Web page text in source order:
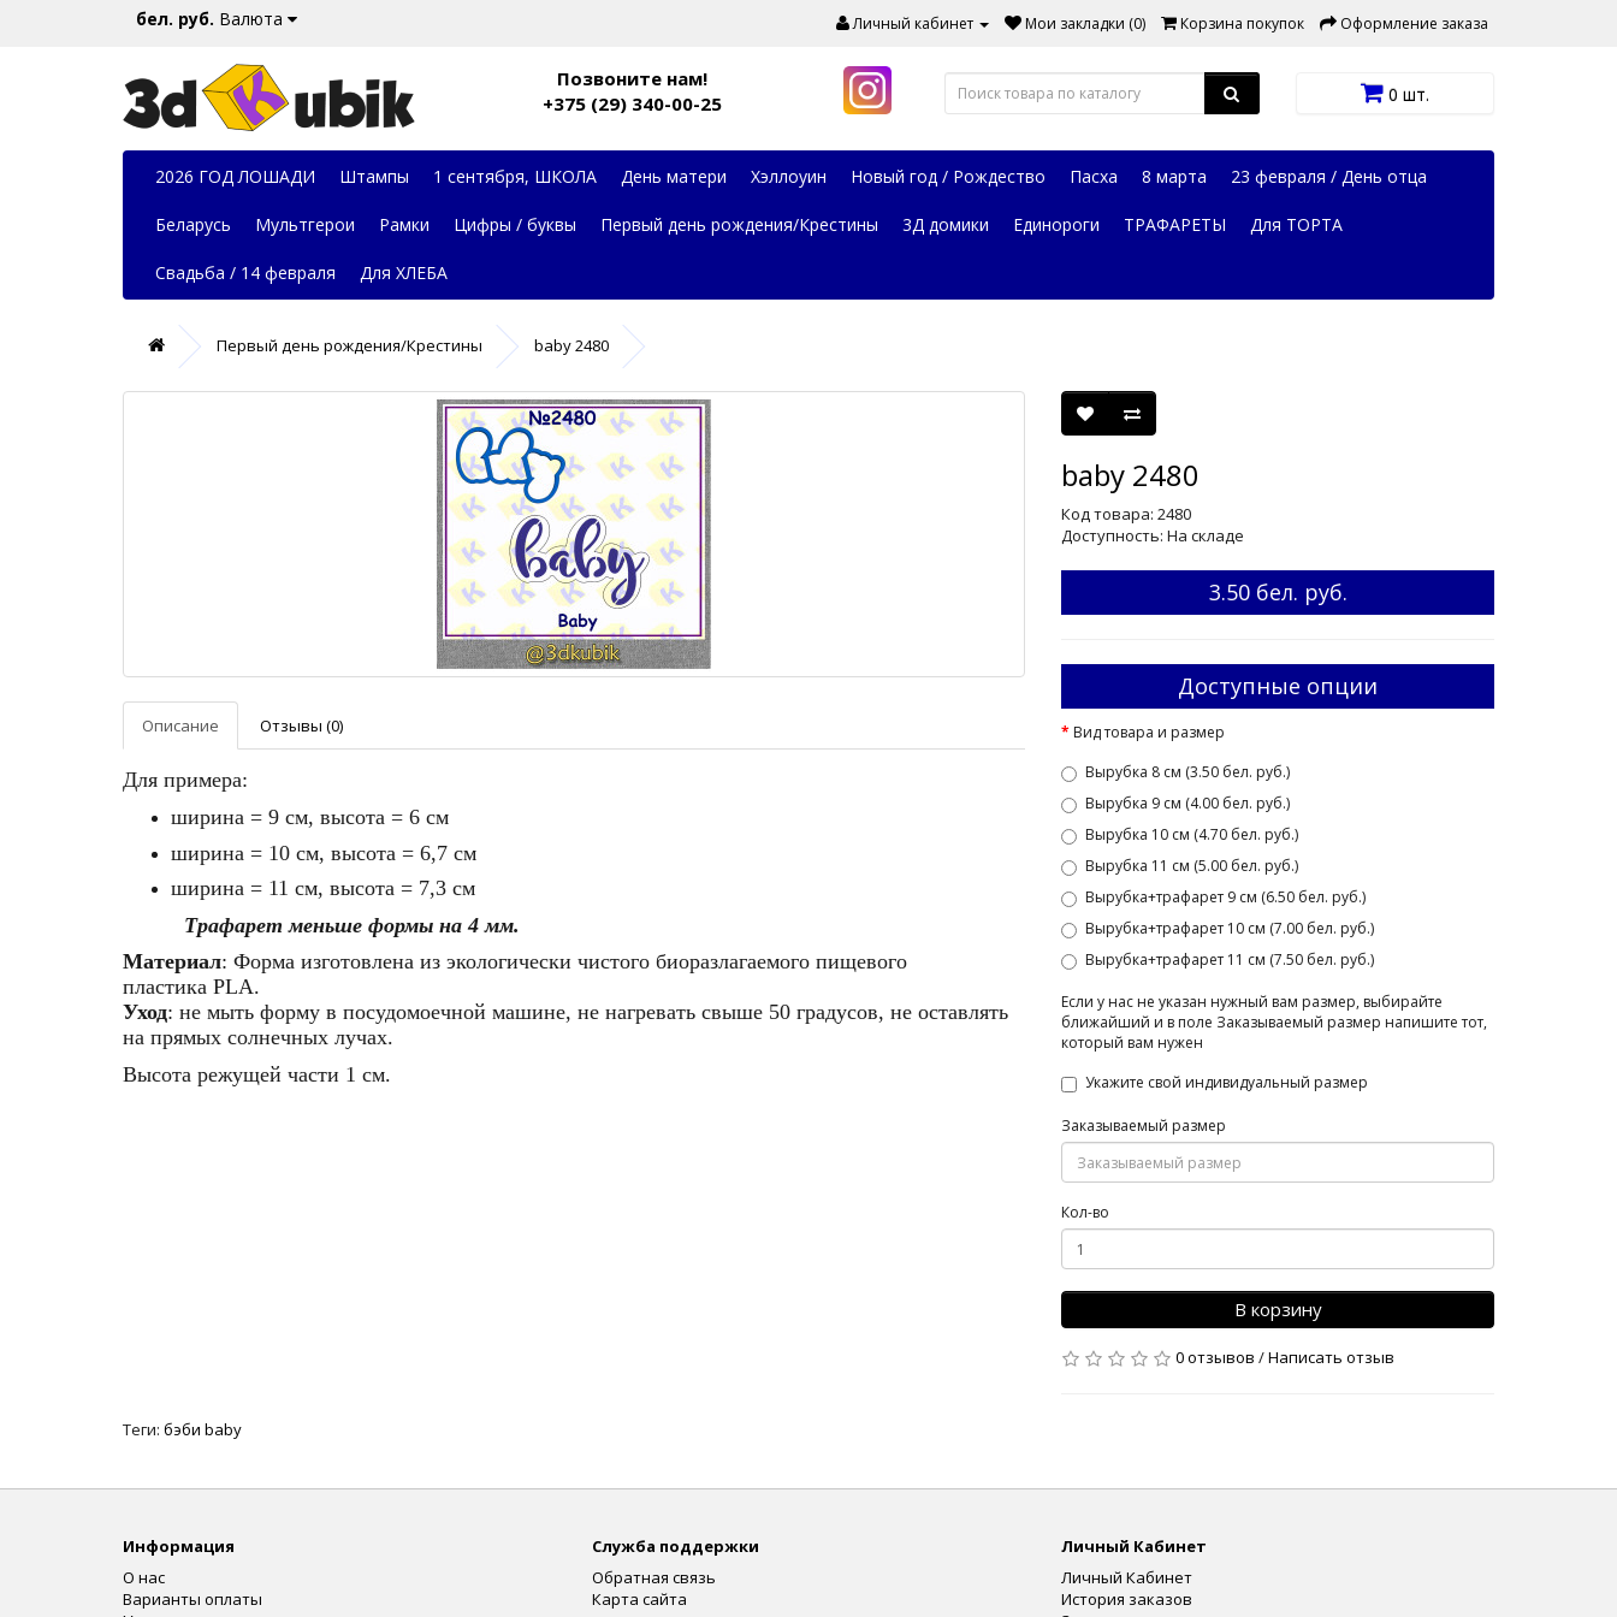
бел. руб. Валюта Личный кабинет Мои закладки (0) Корзина покупок Оформление заказа
Позвоните нам!
+375 (29) 340-00-25
0 шт.
2026 ГОД ЛОШАДИ Штампы 1 сентября, ШКОЛА День матери Хэллоуин Новый год / Рождество Пасха 8 марта 23 февраля / День отца
Беларусь Мультгерои Рамки Цифры / буквы Первый день рождения/Крестины 3Д домики Единороги ТРАФАРЕТЫ Для ТОРТА
Свадьба / 14 февраля Для ХЛЕБА
Первый день рождения/Крестины baby 2480
Описание Отзывы (0)
Для примера:
ширина = 9 см, высота = 6 см
ширина = 10 см, высота = 6,7 см
ширина = 11 см, высота = 7,3 см
Трафарет меньше формы на 4 мм.
Материал: Форма изготовлена из экологически чистого биоразлагаемого пищевого
пластика PLA.
Уход: не мыть форму в посудомоечной машине, не нагревать свыше 50 градусов, не оставлять
на прямых солнечных лучах.
Высота режущей части 1 см.
baby 2480
Код товара: 2480
Доступность: На складе
3.50 бел. руб.
Доступные опции
Вид товара и размер
Вырубка 8 см (3.50 бел. руб.)
Вырубка 9 см (4.00 бел. руб.)
Вырубка 10 см (4.70 бел. руб.)
Вырубка 11 см (5.00 бел. руб.)
Вырубка+трафарет 9 см (6.50 бел. руб.)
Вырубка+трафарет 10 см (7.00 бел. руб.)
Вырубка+трафарет 11 см (7.50 бел. руб.)
Если у нас не указан нужный вам размер, выбирайте
ближайший и в поле Заказываемый размер напишите тот,
который вам нужен
Укажите свой индивидуальный размер
Заказываемый размер
Кол-во
В корзину
0 отзывов /Написать отзыв
Теги: бэби baby
Информация
О нас
Варианты оплаты
Служба поддержки
Обратная связь
Карта сайта
Личный Кабинет
Личный Кабинет
История заказов